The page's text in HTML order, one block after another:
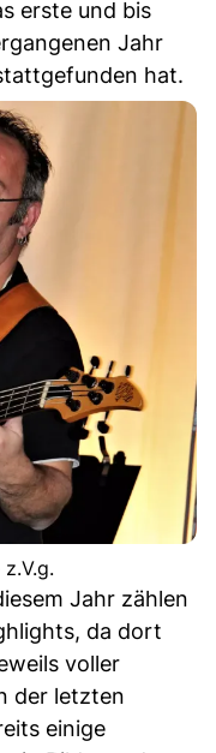
erste und bis
Jahr
hat.
Jahr zählen
da dort
voller
der letzten
einige